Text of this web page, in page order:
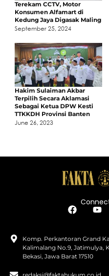
Terekam CCTV, Motor
Konsumen Alfamart di
Kedung Jaya Digasak Maling
September 25, 2024
Hakim Sulaiman Akbar
Terpilih Secara Aklamasi
Sebagai Ketua DPW Kesti
TTKKDH Provinsi Banten
June 26, 2023
Komp. Perkantoran Grand
Kalimalang No.9, Jatimulya,
Bekasi, Jawa Barat 17510